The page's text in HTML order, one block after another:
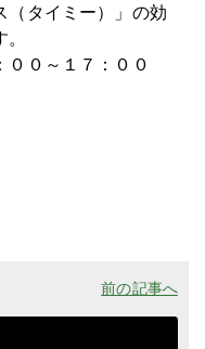
（タイミー）」の効
００～１７：００
前の記事へ